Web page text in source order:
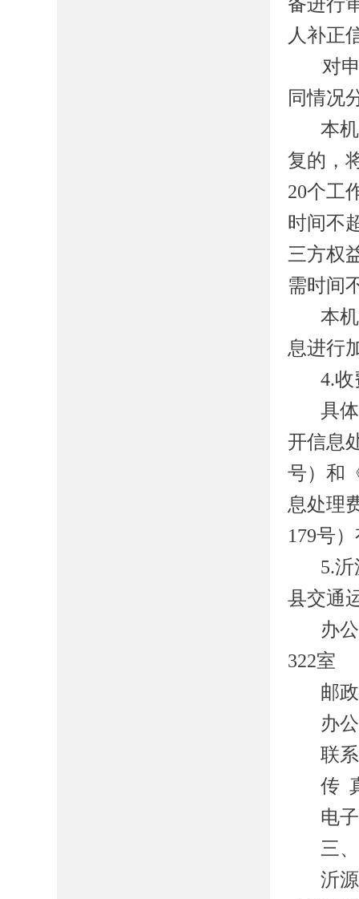
人补正
对
同情况
本
复的，
20个工
时间不
三方权
需时间
本
息进行
4.
具
开信息
号）和
息处理
179号
5.
县交通
办
322室
邮
办
联
传
电
三
沂